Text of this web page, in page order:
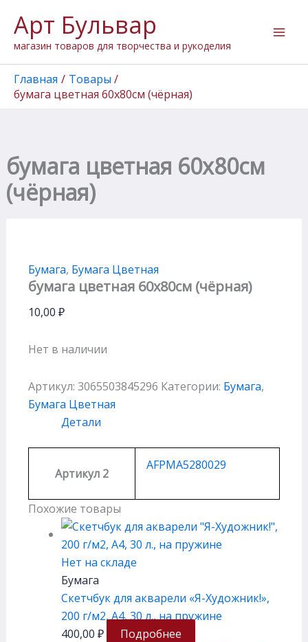
содержимому
Арт Бульвар
магазин товаров для творчества и рукоделия
Главная
Товары
бумага цветная 60х80см (чёрная)
бумага цветная 60х80см
(чёрная)
Бумага, Бумага Цветная
бумага цветная 60х80см (чёрная)
10,00 ₽
Нет в наличии
Артикул: 3065503845296 Категории: Бумага,
Бумага Цветная
Детали
Артикул 2
AFPMA5280029
Похожие товары
Нет на складе
Бумага
Скетчбук для акварели «Я-Художник!»,
200 г/м2, А4, 30 л., на пружине
400,00 ₽ Подробнее